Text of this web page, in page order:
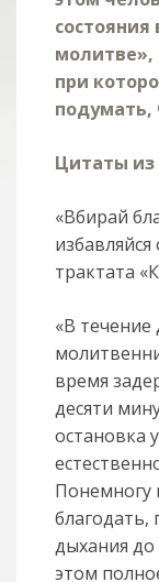
молитве»,
при
подумать,
Цитаты из
«Вбирай
трактата
«В
время
десяти
остановка
Понемногу
благодать,
дыхания до
этом